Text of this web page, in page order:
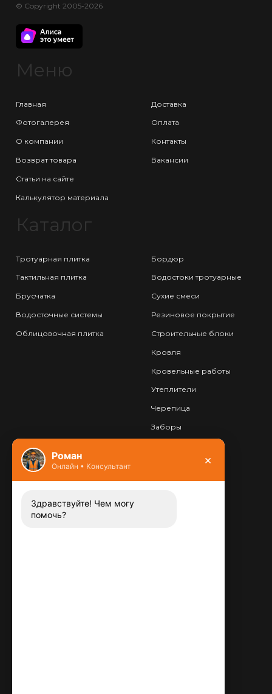
© Copyright 2005-2026
Меню
Главная
Фотогалерея
О компании
Возврат товара
Статьи на сайте
Калькулятор материала
Доставка
Оплата
Контакты
Вакансии
Каталог
Тротуарная плитка
Тактильная плитка
Брусчатка
Водосточные системы
Облицовочная плитка
Бордюр
Водостоки тротуарные
Сухие смеси
Резиновое покрытие
Строительные блоки
Кровля
Кровельные работы
Утеплители
Черепица
Заборы
Контакты
Заказать звонок
Роман
Онлайн • Консультант ×
Здравствуйте! Чем могу
помочь?